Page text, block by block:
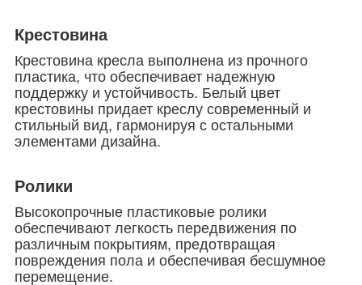
Крестовина
Крестовина кресла выполнена из прочного
пластика, что обеспечивает надежную
поддержку и устойчивость. Белый цвет
крестовины придает креслу современный и
стильный вид, гармонируя с остальными
элементами дизайна.
Ролики
Высокопрочные пластиковые ролики
обеспечивают легкость передвижения по
различным покрытиям, предотвращая
повреждения пола и обеспечивая бесшумное
перемещение.